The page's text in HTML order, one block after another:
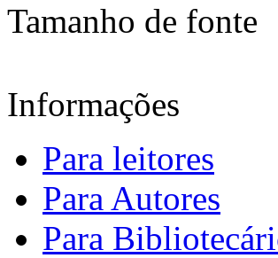
Tamanho de fonte
Informações
Para leitores
Para Autores
Para